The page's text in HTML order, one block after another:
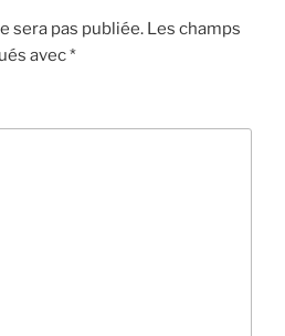
sera pas publiée. Les champs
avec*